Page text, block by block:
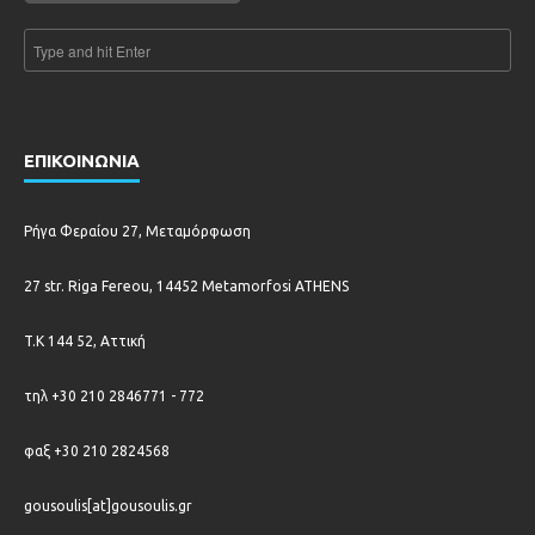
ΕΠΙΚΟΙΝΩΝΙΑ
Ρήγα Φεραίου 27, Μεταμόρφωση
27 str. Riga Fereou, 14452 Metamorfosi ATHENS
T.K 144 52, Αττική
τηλ +30 210 2846771 - 772
φαξ +30 210 2824568
gousoulis[at]gousoulis.gr